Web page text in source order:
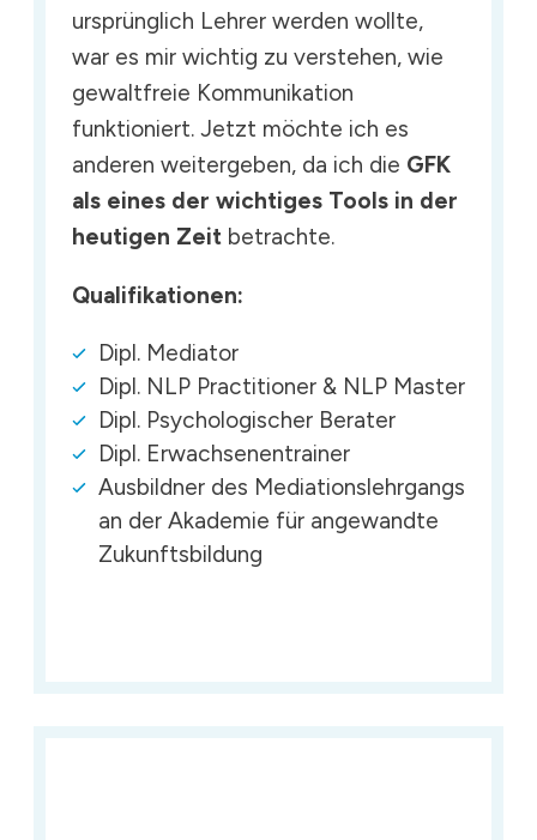
ursprünglich Lehrer werden wollte,
war es mir wichtig zu verstehen, wie
gewaltfreie Kommunikation
funktioniert. Jetzt möchte ich es
anderen weitergeben, da ich die GFK
als eines der wichtiges Tools in der
heutigen Zeit betrachte.
Qualifikationen:
Dipl. Mediator
Dipl. NLP Practitioner & NLP Master
Dipl. Psychologischer Berater
Dipl. Erwachsenentrainer
Ausbildner des Mediationslehrgangs
an der Akademie für angewandte
Zukunftsbildung